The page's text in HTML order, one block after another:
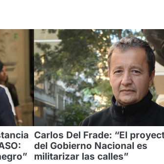
Carlos Del Frade: “El
del Gobierno Nacional es
militarizar las calles”